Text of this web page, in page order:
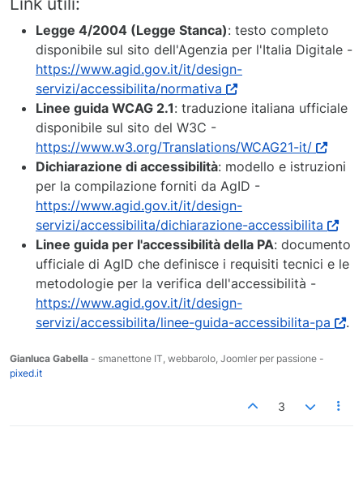
Legge 4/2004 (Legge Stanca): testo completo
disponibile sul sito dell'Agenzia per l'Italia Digitale -
https://www.agid.gov.it/it/design-
servizi/accessibilita/normativa
Linee guida WCAG 2.1: traduzione italiana ufficiale
disponibile sul sito del W3C -
https://www.w3.org/Translations/WCAG21-it/
Dichiarazione di accessibilità: modello e istruzioni
per la compilazione forniti da AgID -
https://www.agid.gov.it/it/design-
servizi/accessibilita/dichiarazione-accessibilita
Linee guida per l'accessibilità della PA: documento
ufficiale di AgID che definisce i requisiti tecnici e le
metodologie per la verifica dell'accessibilità -
https://www.agid.gov.it/it/design-
servizi/accessibilita/linee-guida-accessibilita-pa
.
Gianluca Gabella - smanettone IT, webbarolo, Joomler per passione -
pixed.it
3